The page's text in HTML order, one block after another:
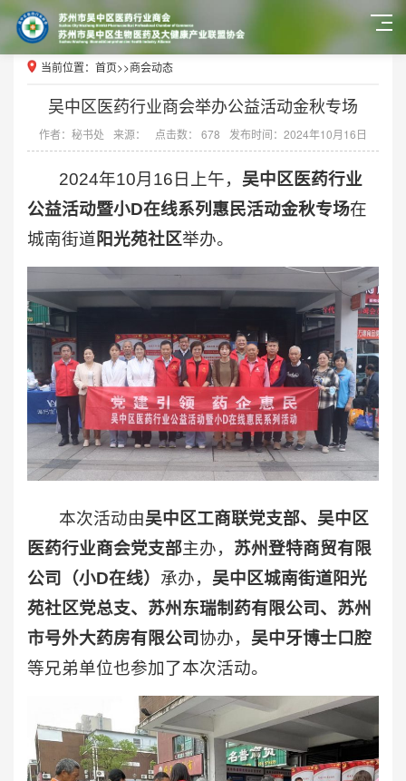
当前位置： 首页>>商会动态
吴中区医药行业商会举办公益活动金秋专场
作者：秘书处 来源： 点击数： 678 发布时间：2024年10月16日
2024年10月16日上午， 吴中区医药行业
公益活动暨小D在线系列惠民活动金秋专场在
城南街道阳光苑社区举办。
本次活动由吴中区工商联党支部、吴中区
医药行业商会党支部主办， 苏州登特商贸有限
公司（小D在线） 承办， 吴中区城南街道阳光
苑社区党总支、苏州东瑞制药有限公司、苏州
市号外大药房有限公司协办， 吴中牙博士口腔
等兄弟单位也参加了本次活动。